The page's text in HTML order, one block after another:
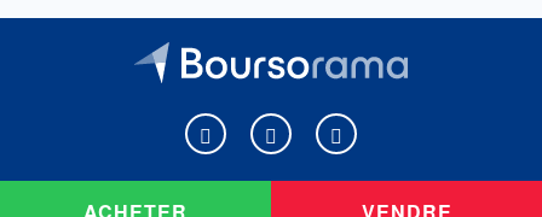
ACHETER VENDRE
Boursorama sur Facebook
Boursorama sur XBoursorama sur